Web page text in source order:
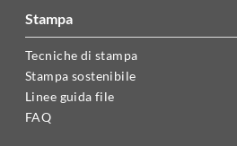
stampa
Tecniche di stampa
Stampa sostenibile
Linee guida file
FAQ